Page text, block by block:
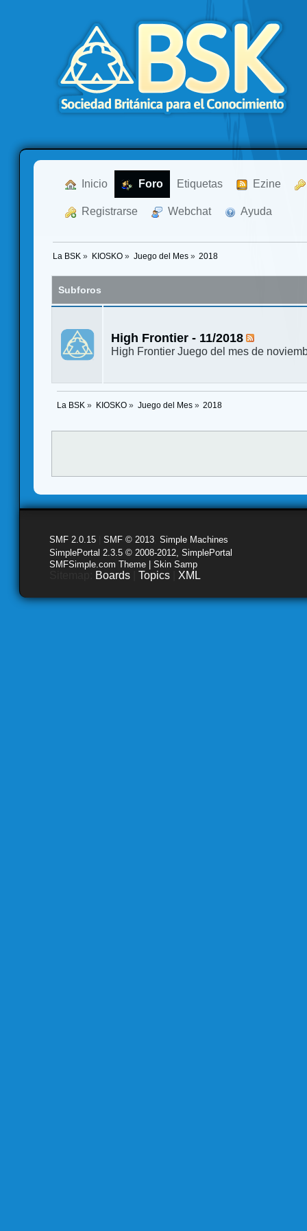
Inicio Foro Etiquetas Ezine
Registrarse Webchat Ayuda
La BSK » KIOSKO» Juego del Mes» 2018
Subforos
High Frontier - 11/2018
High Frontier Juego del mes de
La BSK » KIOSKO» Juego del Mes» 2018
SMF 2.0.15 SMF © 2013 Simple Machines
SimplePortal 2.3.5 © 2008-2012, SimplePortal
SMFSimple.com Theme | Skin Samp
Boards Topics XML